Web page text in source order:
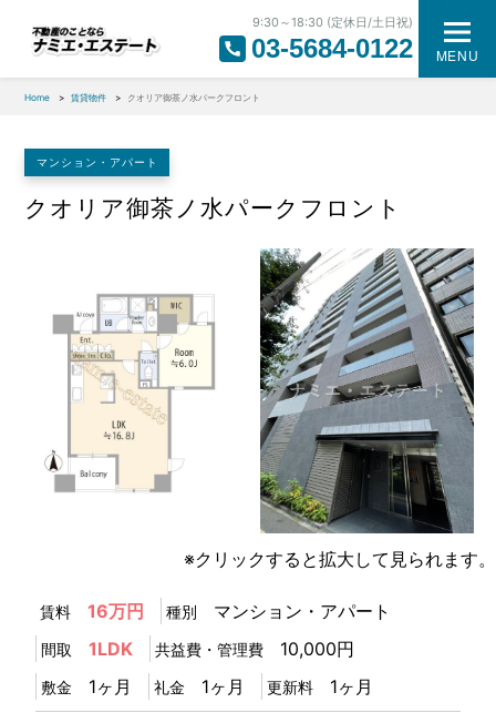
MENU
9:30～18:30 (定休日/土日祝)
03-5684-0122
Home 賃貸物件 クオリア御茶ノ水パークフロント
マンション・アパート
クオリア御茶ノ水パークフロント
※クリックすると拡大して見られます。
賃料 16万円 種別 マンション・アパート
間取 1LDK 共益費・管理費 10,000円
敷金 1ヶ月 礼金 1ヶ月 更新料 1ヶ月